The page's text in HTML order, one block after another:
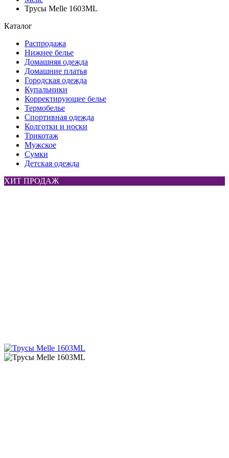
Трусы Melle 1603ML
Каталог
Распродажа
Нижнее белье
Домашняя одежда
Домашние платья
Городская одежда
Купальники
Корректирующее белье
Термобелье
Спортивная одежда
Колготки и носки
Трикотаж
Мужское
Сумки
Детская одежда
ХИТ ПРОДАЖ